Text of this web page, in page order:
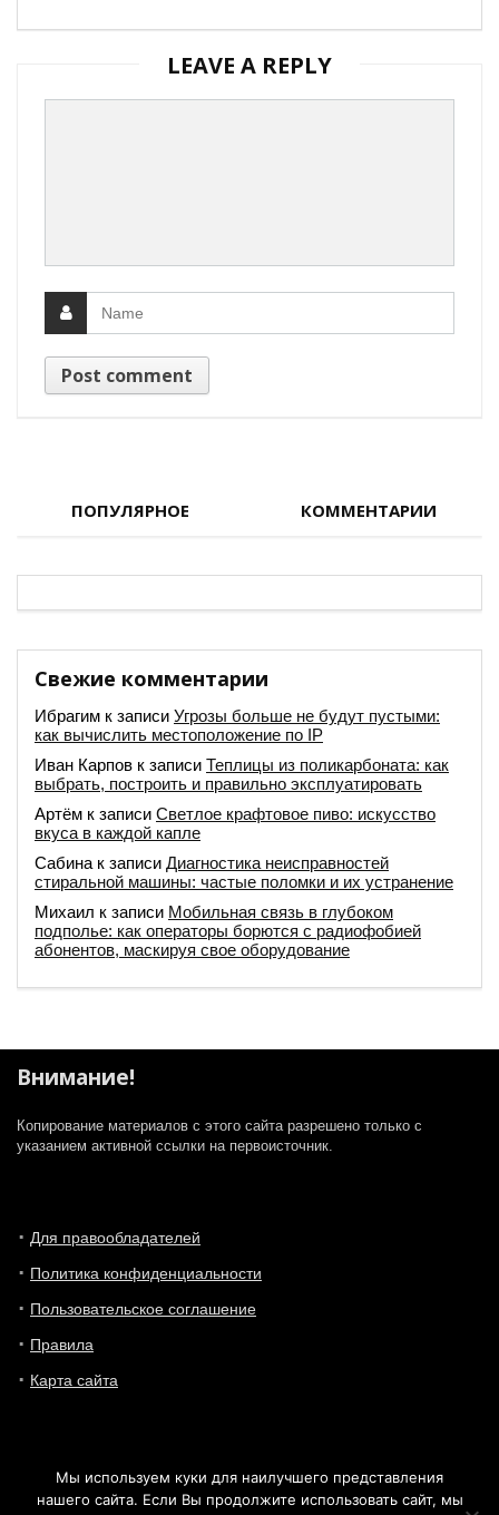
LEAVE A REPLY
ПОПУЛЯРНОЕ КОММЕНТАРИИ
Свежие комментарии
Ибрагим к записи Угрозы больше не будут пустыми:
как вычислить местоположение по IP
Иван Карпов к записи Теплицы из поликарбоната: как
выбрать, построить и правильно эксплуатировать
Артём к записи Светлое крафтовое пиво: искусство
вкуса в каждой капле
Сабина к записи Диагностика неисправностей
стиральной машины: частые поломки и их устранение
Михаил к записи Мобильная связь в глубоком
подполье: как операторы борются с радиофобией
абонентов, маскируя свое оборудование
Внимание!
Копирование материалов с этого сайта разрешено только с
указанием активной ссылки на первоисточник.
Для правообладателей
Политика конфиденциальности
Пользовательское соглашение
Правила
Карта сайта
Мы используем куки для наилучшего представления
нашего сайта. Если Вы продолжите использовать сайт, мы